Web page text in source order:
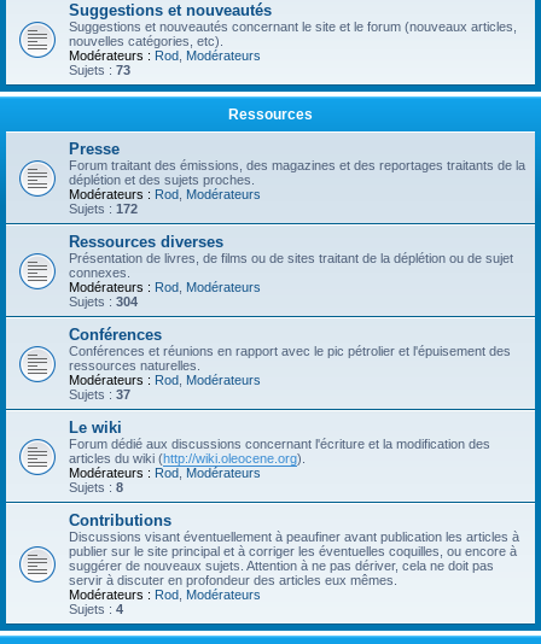
Suggestions et nouveautés
Suggestions et nouveautés concernant le site et le forum (nouveaux articles,
nouvelles catégories, etc).
Modérateurs : Rod Modérateurs
Sujets : 73
Ressources
Presse
Forum traitant des émissions, des magazines et des reportages traitants de la
déplétion et des sujets proches.
Modérateurs : Rod Modérateurs
Sujets : 172
Ressources diverses
Présentation de livres, de films ou de sites traitant de la déplétion ou de sujet
connexes.
Modérateurs : Rod Modérateurs
Sujets : 304
Conférences
Conférences et réunions en rapport avec le pic pétrolier et l'épuisement des
ressources naturelles.
Modérateurs : Rod Modérateurs
Sujets : 37
Le wiki
Forum dédié aux discussions concernant l'écriture et la modification des
articles du wiki (http://wiki.oleocene.org).
Modérateurs : Rod Modérateurs
Sujets : 8
Contributions
Discussions visant éventuellement à peaufiner avant publication les articles à
publier sur le site principal et à corriger les éventuelles coquilles, ou encore à
suggérer de nouveaux sujets. Attention à ne pas dériver, cela ne doit pas
servir à discuter en profondeur des articles eux mêmes.
Modérateurs : Rod Modérateurs
Sujets : 4